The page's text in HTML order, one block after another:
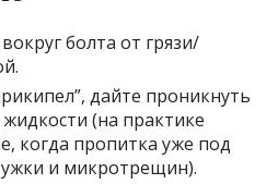
болта от грязи/
дайте проникнуть
(на практике
когда пропитка уже под
и микротрещин).